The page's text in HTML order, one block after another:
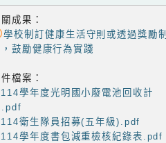
成果：
學校制訂健康生活守則或透過獎勵制
，鼓勵健康行為實踐
檔案：
114學年度光明國小廢電池回收計
.pdf
114衛生隊員招募(五年級).pdf
114學年度書包減重檢核紀錄表.pdf